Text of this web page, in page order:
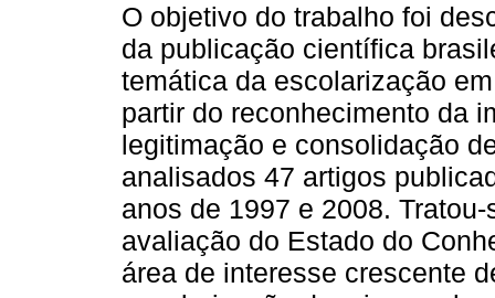
O objetivo do trabalho foi
da publicação científica
temática da escolarização
partir do reconhecimento da
legitimação e consolidação
analisados 47 artigos
anos de 1997 e 2008.
avaliação do Estado do
área de interesse crescente